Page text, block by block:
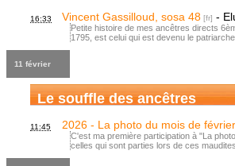
16:33 Vincent Gassilloud, sosa 48 -
Petite histoire de mes ancêtres directs
1795, est celui qui est devenu le patriarche
11 février
Le souffle des ancêtres
11:45 2026 - La photo du mois de février
C'est ma première participation à "La
celles qui sont parties lors de ces